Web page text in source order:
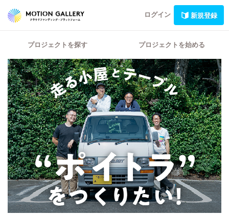
ログイン 新規登録
プロジェクトを探す プロジェクトを始める